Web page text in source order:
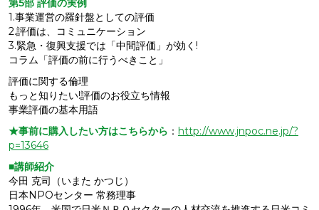
1.事業運営の羅針盤としての評価
2.評価は、コミュニケーション
3.緊急・復興支援では「中間評価」が効く!
コラム「評価の前に行うべきこと」
評価に関する倫理
もっと知りたい!評価のお役立ち情報
事業評価の基本用語
★事前に購入したい方はこちらから ： http://www.jnpoc.ne.jp/?
p=13646
■講師紹介
今田 克司（いまた かつじ）
日本NPOセンター 常務理事